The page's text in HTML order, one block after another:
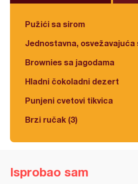
Pužići sa sirom
Jednostavna, osvežavajuća
Brownies sa jagodama
Hladni čokoladni dezert
Punjeni cvetovi tikvica
Brzi ručak (3)
Isprobao sam